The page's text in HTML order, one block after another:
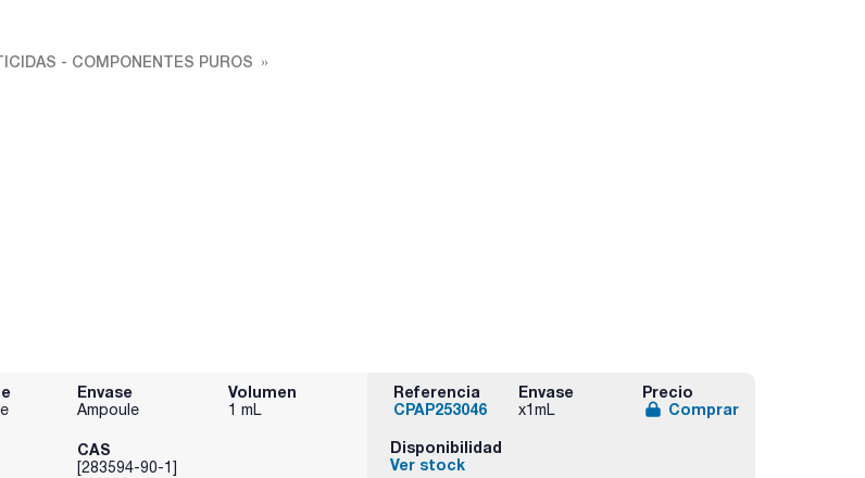
- COMPONENTES PUROS
Envase
Ampoule
Volumen
1 mL
CAS
[283594-90-1]
Referencia
CPAP253046
Envase
x1mL
Precio
Comprar
Disponibilidad
Ver stock